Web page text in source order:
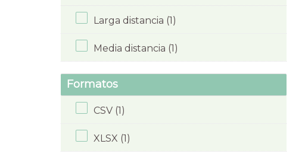
Larga distancia (1)
Media distancia (1)
Formatos
CSV (1)
XLSX (1)